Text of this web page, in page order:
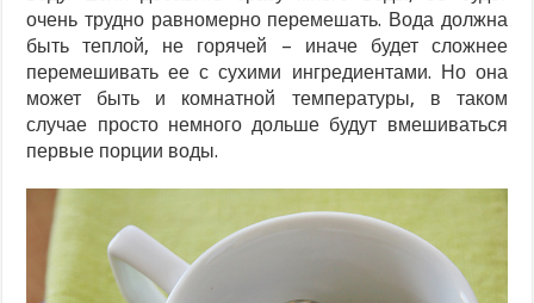
очень трудно равномерно перемешать. Вода должна
быть теплой, не горячей – иначе будет сложнее
перемешивать ее с сухими ингредиентами. Но она
может быть и комнатной температуры, в таком
случае просто немного дольше будут вмешиваться
первые порции воды.